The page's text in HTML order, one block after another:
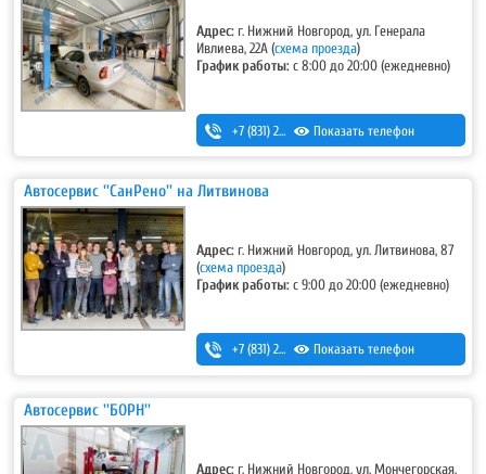
Адрес: г. Нижний Новгород, ул. Генерала
Ивлиева, 22А(схема проезда)
График работы:с 8:00 до 20:00 (ежедневно)
+7 (831) 266-00-13 Показать телефон
Автосервис ''СанРено'' на Литвинова
Адрес: г. Нижний Новгород, ул. Литвинова, 87
(схема проезда)
График работы:с 9:00 до 20:00 (ежедневно)
+7 (831) 280-69-88 Показать телефон
Автосервис ''БОРН''
Адрес: г. Нижний Новгород, ул. Мончегорская,